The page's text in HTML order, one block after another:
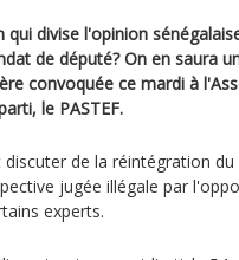
qui divise l'opinion
de député? On en saura
convoquée ce mardi à
le PASTEF.
discuter de la réintégration
jugée illégale par
experts.